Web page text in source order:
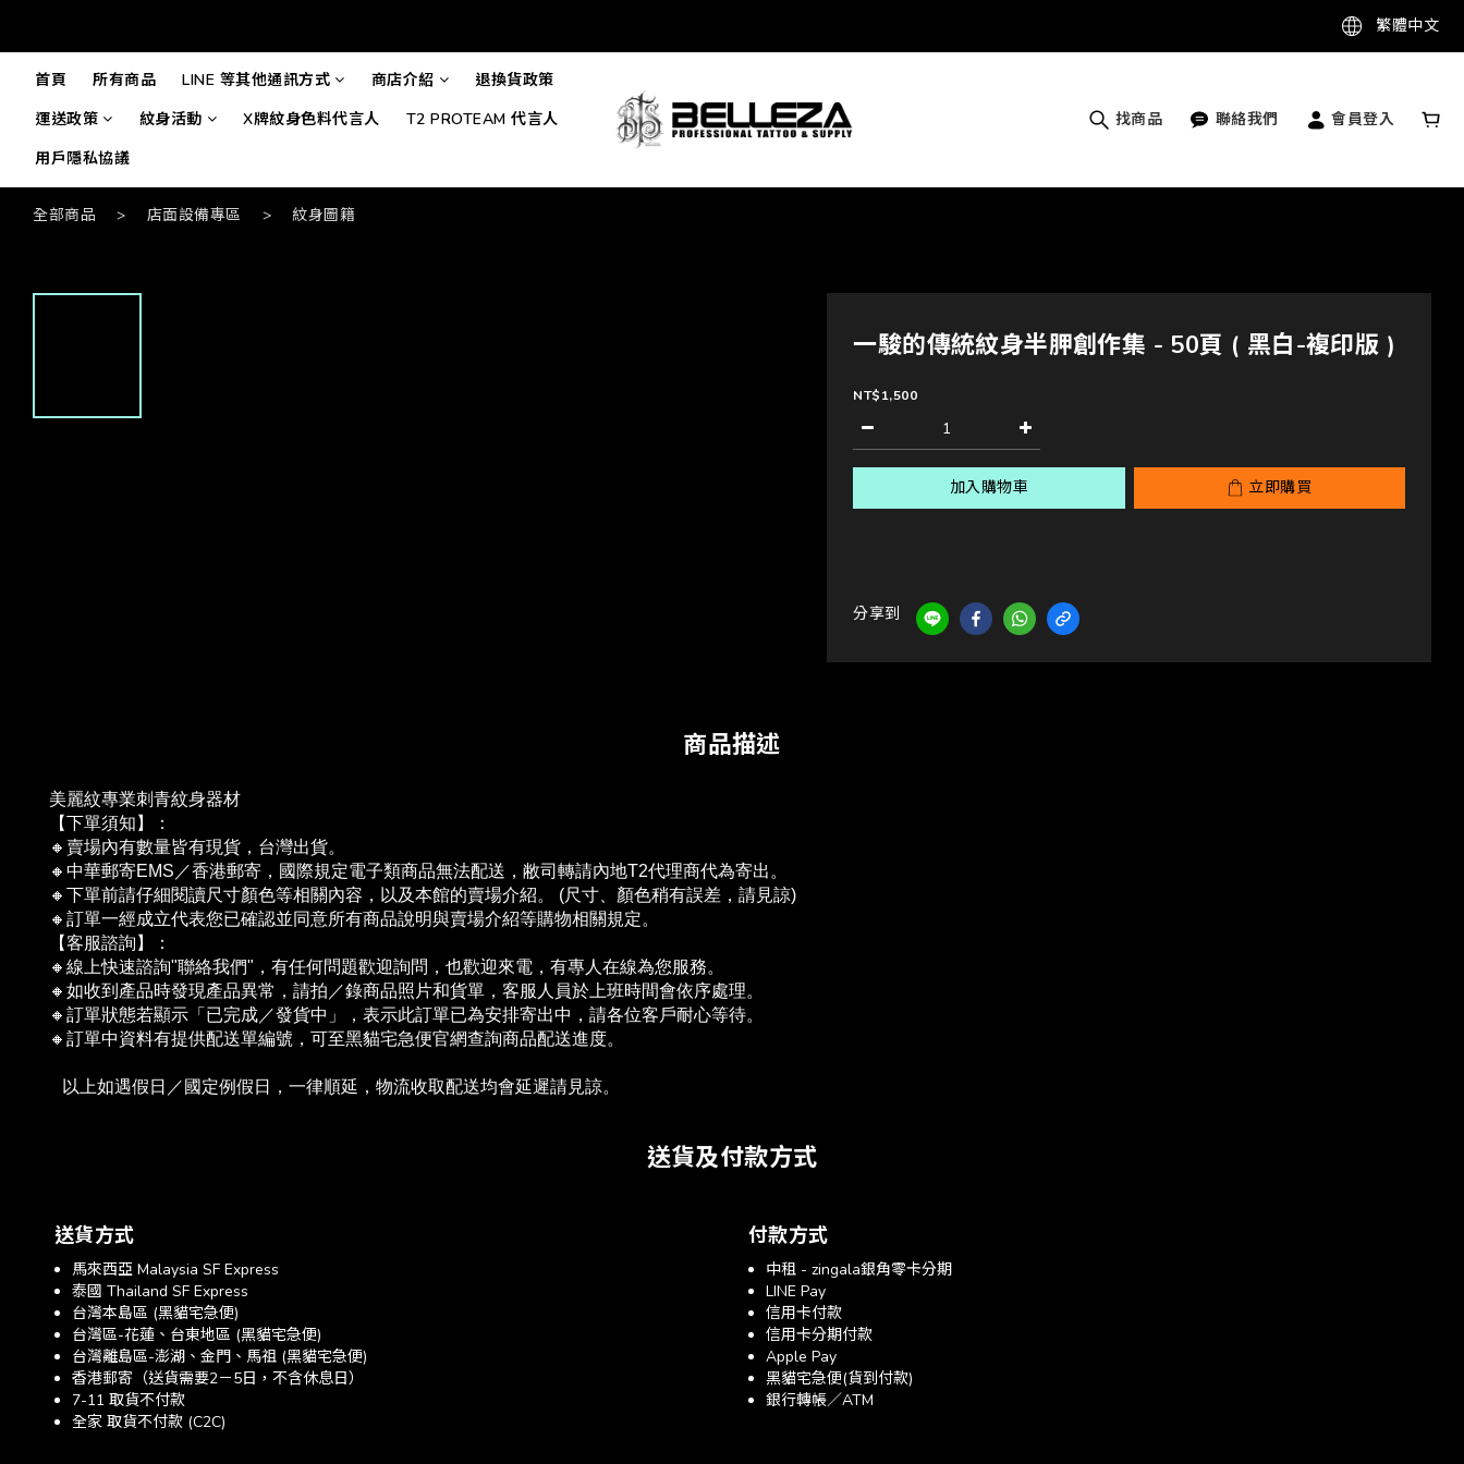
繁體中文
首頁 所有商品 LINE 等其他通訊方式 商店介紹
退換貨政策
運送政策
紋身活動 X牌紋身色料代言人
T2 PROTEAM 代言人
用戶隱私協議
找商品 聯絡我們 會員登入
全部商品 > 店面設備專區 > 紋身圖籍
一駿的傳統紋身半胛創作集 - 50頁 ( 黑白-複印版 )
NT$1,500
加入購物車 立即購買
分享到
商品描述
美麗紋專業刺青紋身器材
【下單須知】：
🔸賣場內有數量皆有現貨，台灣出貨。
🔸中華郵寄EMS／香港郵寄，國際規定電子類商品無法配送，敝司轉請內地T2代理商代為寄出。
🔸下單前請仔細閱讀尺寸顏色等相關內容，以及本館的賣場介紹。 (尺寸、顏色稍有誤差，請見諒)
🔸訂單一經成立代表您已確認並同意所有商品說明與賣場介紹等購物相關規定。
【客服諮詢】：
🔸線上快速諮詢"聯絡我們"，有任何問題歡迎詢問，也歡迎來電，有專人在線為您服務。
🔸如收到產品時發現產品異常，請拍／錄商品照片和貨單，客服人員於上班時間會依序處理。
🔸訂單狀態若顯示「已完成／發貨中」，表示此訂單已為安排寄出中，請各位客戶耐心等待。
🔸訂單中資料有提供配送單編號，可至黑貓宅急便官網查詢商品配送進度。
   以上如遇假日／國定例假日，一律順延，物流收取配送均會延遲請見諒。
送貨及付款方式
送貨方式
馬來西亞 Malaysia SF Express
泰國 Thailand SF Express
台灣本島區 (黑貓宅急便)
台灣區-花蓮、台東地區 (黑貓宅急便)
台灣離島區-澎湖、金門、馬祖 (黑貓宅急便)
香港郵寄（送貨需要2－5日，不含休息日）
7-11 取貨不付款
全家 取貨不付款 (C2C)
付款方式
中租 - zingala銀角零卡分期
LINE Pay
信用卡付款
信用卡分期付款
Apple Pay
黑貓宅急便(貨到付款)
銀行轉帳／ATM